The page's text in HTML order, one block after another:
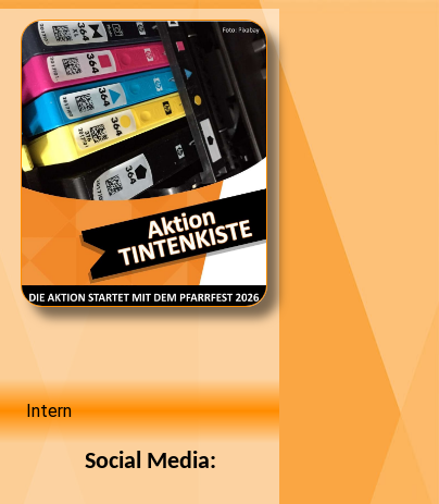
Intern
Social Media: